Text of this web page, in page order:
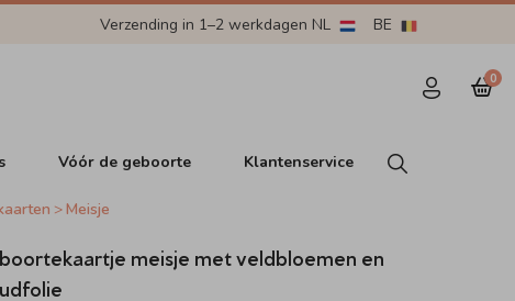
Verzending in 1–2 werkdagen NL BE
0
Vóór de geboorte Klantenservice
Meisje
meisje met veldbloemen en